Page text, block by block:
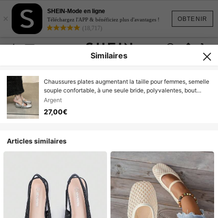
OBTENIR
×
SHEIN-Mode en ligne
Téléchargez l'APP & bénéficiez plus d'avantages !
(18,717)
Similaires
Chaussures plates augmentant la taille pour femmes, semelle
souple confortable, à une seule bride, polyvalentes, bout
carré, rivet, chaussures Mary Jane plates
Argent
27,00€
Articles similaires